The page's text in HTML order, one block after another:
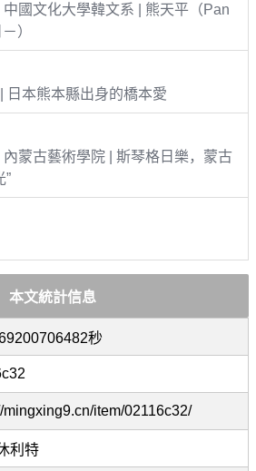
國文化大學韓文系 | 熊天平（Pan
）
日本熊本縣出身的橋本愛
蒙古藝術學院 | 斯琴格日樂，蒙古
”
本文統計信息
秒
mingxing9.cn/item/02116c32/
利特